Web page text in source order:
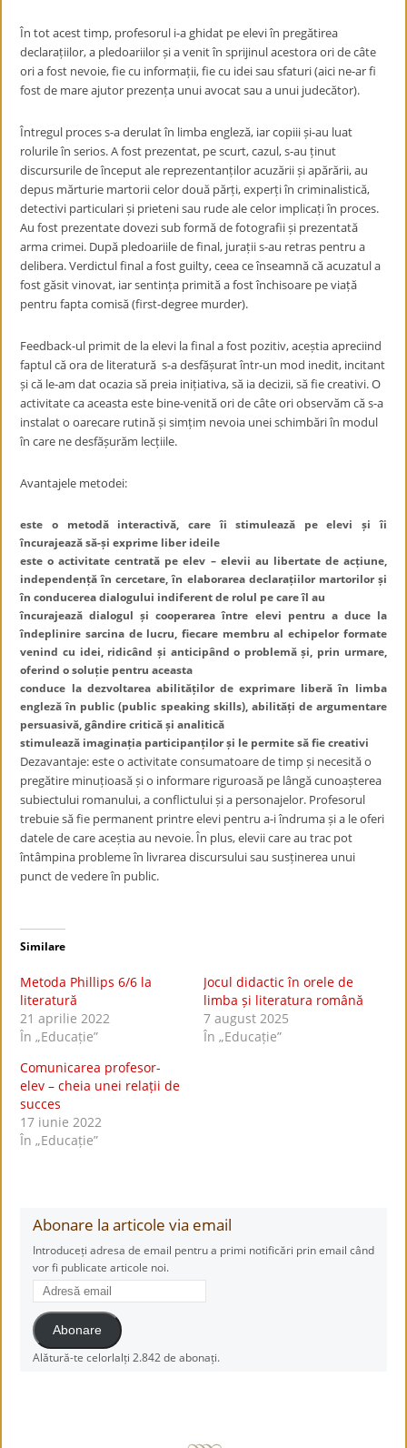
În tot acest timp, profesorul i-a ghidat pe elevi în pregătirea
declarațiilor, a pledoariilor și a venit în sprijinul acestora ori de câte
ori a fost nevoie, fie cu informații, fie cu idei sau sfaturi (aici ne-ar fi
fost de mare ajutor prezența unui avocat sau a unui judecător).
Întregul proces s-a derulat în limba engleză, iar copiii și-au luat
rolurile în serios. A fost prezentat, pe scurt, cazul, s-au ținut
discursurile de început ale reprezentanților acuzării și apărării, au
depus mărturie martorii celor două părți, experți în criminalistică,
detectivi particulari și prieteni sau rude ale celor implicați în proces.
Au fost prezentate dovezi sub formă de fotografii și prezentată
arma crimei. După pledoariile de final, jurații s-au retras pentru a
delibera. Verdictul final a fost guilty, ceea ce înseamnă că acuzatul a
fost găsit vinovat, iar sentința primită a fost închisoare pe viață
pentru fapta comisă (first-degree murder).
Feedback-ul primit de la elevi la final a fost pozitiv, aceștia apreciind
faptul că ora de literatură s-a desfășurat într-un mod inedit, incitant
și că le-am dat ocazia să preia inițiativa, să ia decizii, să fie creativi. O
activitate ca aceasta este bine-venită ori de câte ori observăm că s-a
instalat o oarecare rutină și simțim nevoia unei schimbări în modul
în care ne desfășurăm lecțiile.
Avantajele metodei:
este o metodă interactivă, care îi stimulează pe elevi și îi
încurajează să-și exprime liber ideile
este o activitate centrată pe elev – elevii au libertate de acțiune,
independență în cercetare, în elaborarea declarațiilor martorilor și
în conducerea dialogului indiferent de rolul pe care îl au
încurajează dialogul și cooperarea între elevi pentru a duce la
îndeplinire sarcina de lucru, fiecare membru al echipelor formate
venind cu idei, ridicând și anticipând o problemă și, prin urmare,
oferind o soluție pentru aceasta
conduce la dezvoltarea abilităților de exprimare liberă în limba
engleză în public (public speaking skills), abilități de argumentare
persuasivă, gândire critică și analitică
stimulează imaginația participanților și le permite să fie creativi
Dezavantaje: este o activitate consumatoare de timp și necesită o
pregătire minuțioasă și o informare riguroasă pe lângă cunoașterea
subiectului romanului, a conflictului și a personajelor. Profesorul
trebuie să fie permanent printre elevi pentru a-i îndruma și a le oferi
datele de care aceștia au nevoie. În plus, elevii care au trac pot
întâmpina probleme în livrarea discursului sau susținerea unui
punct de vedere în public.
Similare
Metoda Phillips 6/6 la
literatură
21 aprilie 2022
În „Educație”
Jocul didactic în orele de
limba și literatura română
7 august 2025
În „Educație”
Comunicarea profesor-
elev – cheia unei relații de
succes
17 iunie 2022
În „Educație”
Abonare la articole via email
Introduceți adresa de email pentru a primi notificări prin email când
vor fi publicate articole noi.
Adresă
email
Abonare
Alătură-te celorlalți 2.842 de abonați.